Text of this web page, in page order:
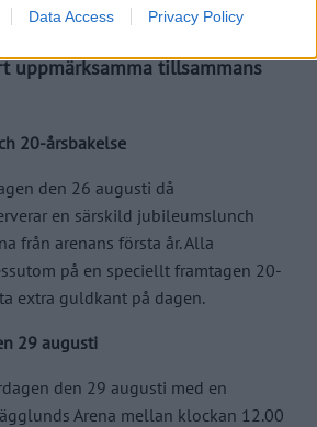
Data Access Privacy Policy
öviksbor.
uppmärksamma tillsammans
20-årsbakelse
den 26 augusti då
en särskild jubileumslunch
från arenans första år. Alla
på en speciellt framtagen 20-
extra guldkant på dagen.
29 augusti
den 29 augusti med en
Arena mellan klockan 12.00